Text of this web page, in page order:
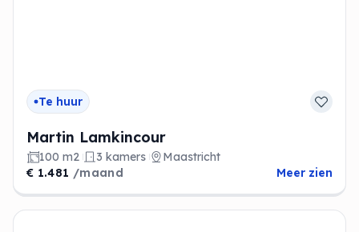
Te huur
Martin Lamkincour
100 m2 3 kamers
Maastricht
€ 1.481 /maand Meer zien